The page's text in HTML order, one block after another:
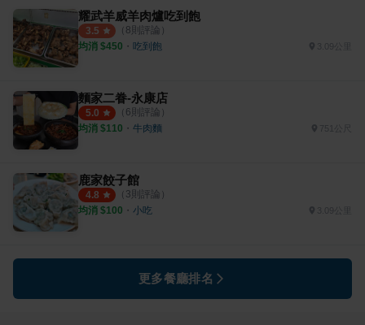
耀武羊威羊肉爐吃到飽
3.5 （ 8則評論）
均消 $450 ・ 吃到飽
麵家二眷-永康店
5.0 （ 6則評論）
均消 $110 ・ 牛肉麵 751公尺
鹿家餃子館
4.8 （ 3則評論）
均消 $100 ・ 小吃
更多餐廳排名